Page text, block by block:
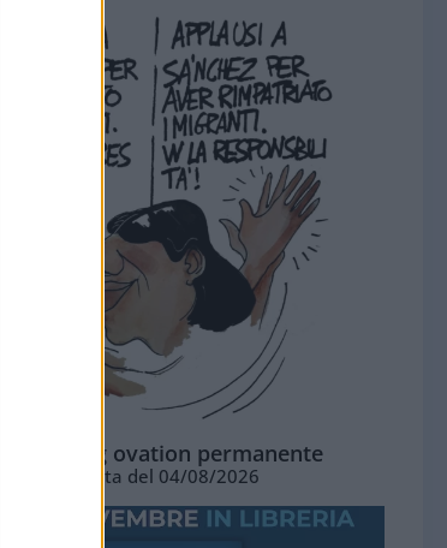
La standing ovation permanente
Vignetta del 04/08/2026